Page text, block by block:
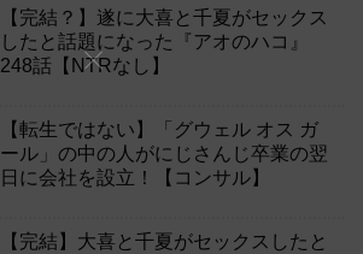
【完結？】遂に大喜と千夏がセックス
したと話題になった『アオのハコ』
248話【NTRなし】
【転生ではない】「グウェル オス ガ
ール」の中の人がにじさんじ卒業の翌
日に会社を設立！【コンサル】
【完結】大喜と千夏がセックスしたと